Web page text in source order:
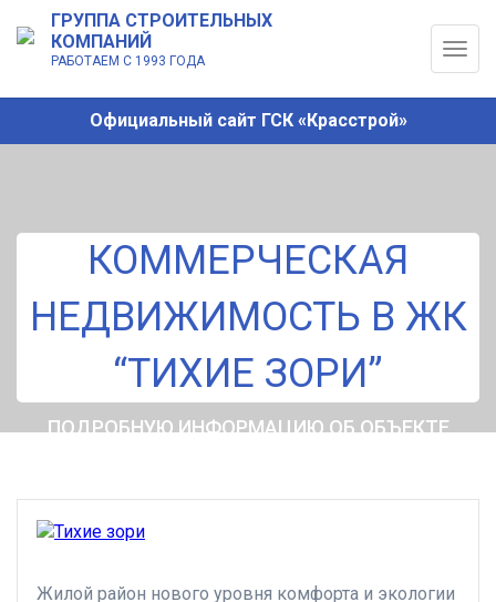
Официальный сайт ГСК «Красстрой»
ГРУППА СТРОИТЕЛЬНЫХ
КОМПАНИЙ
РАБОТАЕМ С 1993 ГОДА
КОММЕРЧЕСКАЯ
НЕДВИЖИМОСТЬ В ЖК
“ТИХИЕ ЗОРИ”
ПОДРОБНУЮ ИНФОРМАЦИЮ ОБ ОБЪЕКТЕ
Жилой район нового уровня комфорта и экологии